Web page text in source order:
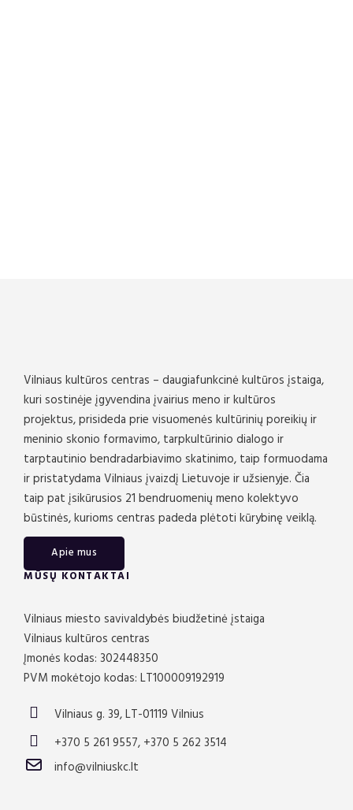
Vilniaus kultūros centras – daugiafunkcinė kultūros įstaiga,
kuri sostinėje įgyvendina įvairius meno ir kultūros
projektus, prisideda prie visuomenės kultūrinių poreikių ir
meninio skonio formavimo, tarpkultūrinio dialogo ir
tarptautinio bendradarbiavimo skatinimo, taip formuodama
ir pristatydama Vilniaus įvaizdį Lietuvoje ir užsienyje. Čia
taip pat įsikūrusios 21 bendruomenių meno kolektyvo
būstinės, kurioms centras padeda plėtoti kūrybinę veiklą.
Apie mus
MŪSŲ KONTAKTAI
Vilniaus miesto savivaldybės biudžetinė įstaiga
Vilniaus kultūros centras
Įmonės kodas: 302448350
PVM mokėtojo kodas: LT100009192919
Vilniaus g. 39, LT-01119 Vilnius
+370 5 261 9557, +370 5 262 3514
info@vilniuskc.lt